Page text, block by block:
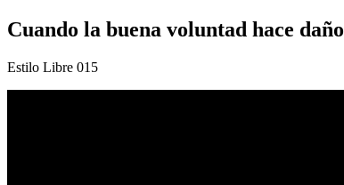
Cuando la buena voluntad hace daño
Estilo Libre 015